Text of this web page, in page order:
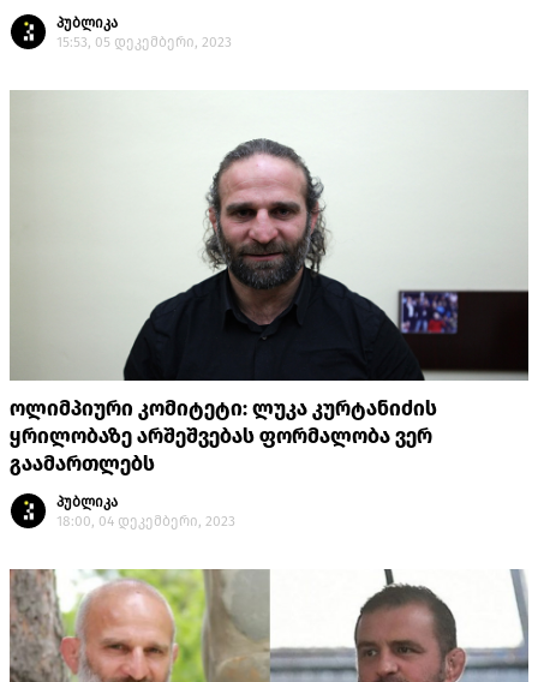
პუბლიკა
15:53, 05 დეკემბერი, 2023
ოლიმპიური კომიტეტი: ლუკა კურტანიძის
ყრილობაზე არშეშვებას ფორმალობა ვერ
გაამართლებს
პუბლიკა
18:00, 04 დეკემბერი, 2023